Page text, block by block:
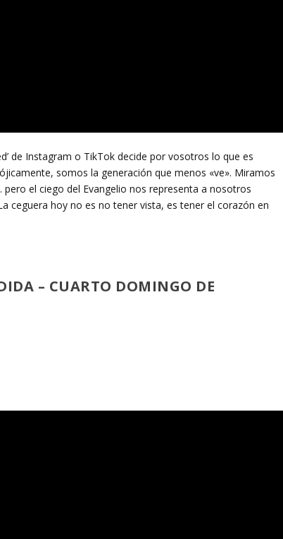
de Instagram o TikTok decide por vosotros lo que es
somos la generación que menos «ve». Miramos
el ciego del Evangelio nos representa a nosotros
ceguera hoy no es no tener vista, es tener el corazón en
– CUARTO DOMINGO DE